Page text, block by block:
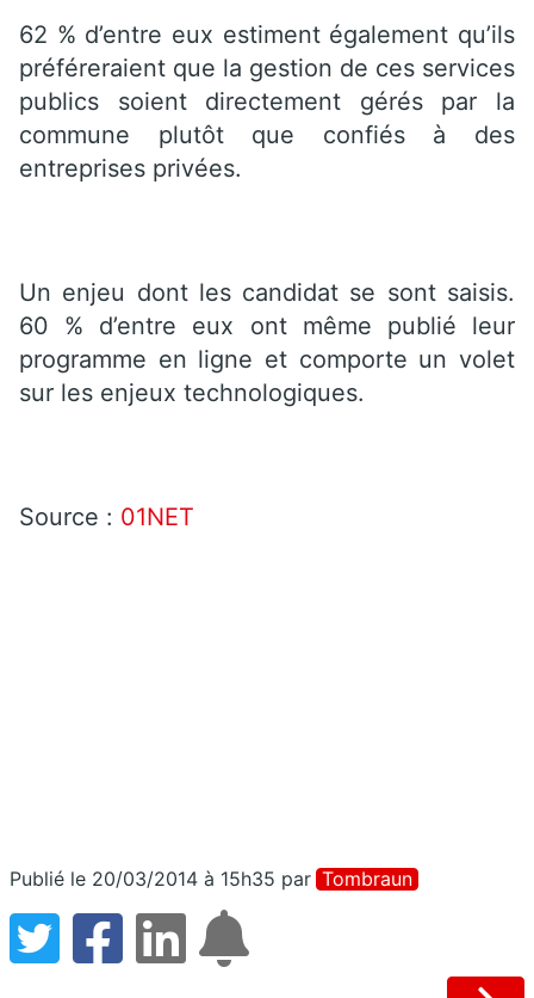
62 % d’entre eux estiment également qu’ils
préféreraient que la gestion de ces services
publics soient directement gérés par la
commune plutôt que confiés à des
entreprises privées.
Un enjeu dont les candidat se sont saisis.
60 % d’entre eux ont même publié leur
programme en ligne et comporte un volet
sur les enjeux technologiques.
Source : 01NET
Publié le 20/03/2014 à 15h35 par Tombraun